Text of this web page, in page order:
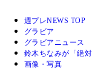
週プレNEWS TOP
グラビア
グラビアニュース
鈴木ちなみが「絶
画像・写真